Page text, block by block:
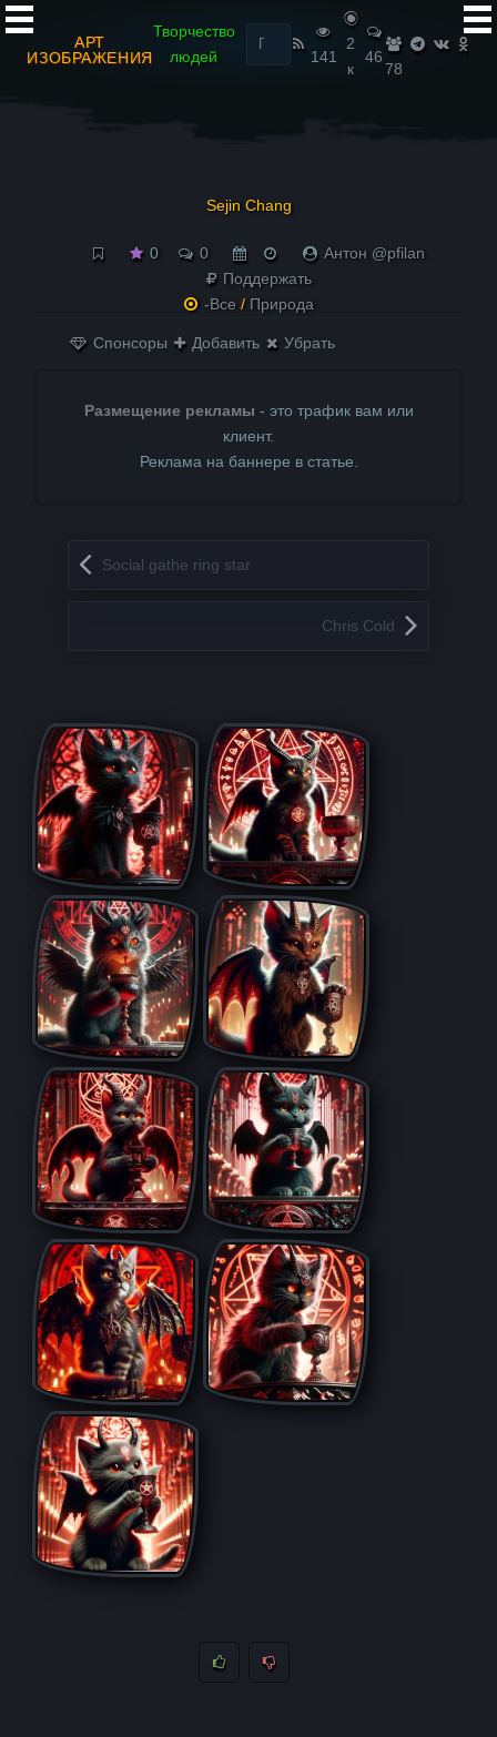
АРТ
ИЗОБРАЖЕНИЯ
Творчество
людей
Найти:
141
2
к
46
78
Sejin Chang
0 0
Антон @pfilan
Поддержать
-Все / Природа
Спонсоры Добавить Убрать
Размещение рекламы - это трафик вам или
клиент.
Реклама на баннере в статье.
Запись навигация
Social gathe ring star
Chris Cold